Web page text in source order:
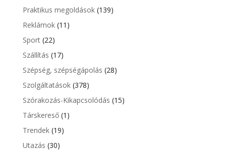
Praktikus megoldások(139)
Reklámok(11)
Sport(22)
Szállítás (17)
Szépség, szépségápolás (28)
Szolgáltatások(378)
Szórakozás-Kikapcsolódás (15)
Társkereső(1)
Trendek(19)
Utazás (30)